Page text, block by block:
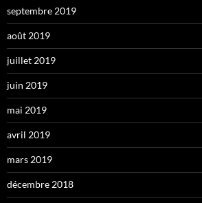
septembre 2019
août 2019
juillet 2019
juin 2019
mai 2019
avril 2019
mars 2019
décembre 2018